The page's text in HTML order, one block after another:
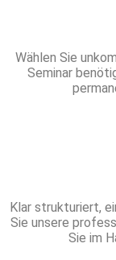
Wählen Sie
Seminar
Klar strukturiert,
Sie unsere
Sie im